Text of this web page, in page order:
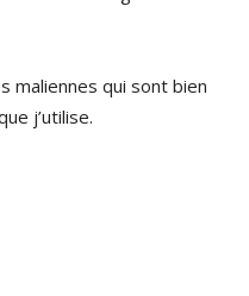
maliennes qui sont bien
j’utilise.